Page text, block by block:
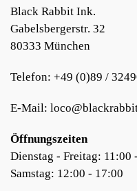
Black Rabbit Ink.
Gabelsbergerstr. 32
80333 München
Telefon: +49 (0)89 /
E-Mail:
Öffnungszeiten
Dienstag - Freitag: 11:00
Samstag: 12:00 - 17:00